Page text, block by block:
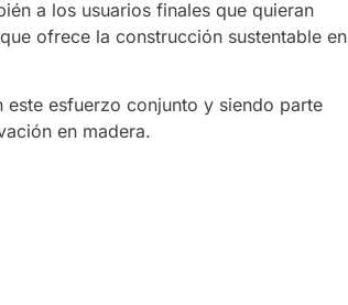
a los usuarios finales que quieran
ofrece la construcción sustentable en
esfuerzo conjunto y siendo parte
en madera.